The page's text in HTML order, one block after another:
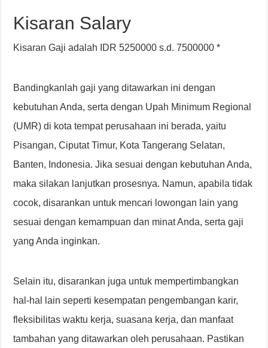
Kisaran Salary
Kisaran Gaji adalah IDR 5250000 s.d. 7500000 *
Bandingkanlah gaji yang ditawarkan ini dengan
kebutuhan Anda, serta dengan Upah Minimum Regional
(UMR) di kota tempat perusahaan ini berada, yaitu
Pisangan, Ciputat Timur, Kota Tangerang Selatan,
Banten, Indonesia. Jika sesuai dengan kebutuhan Anda,
maka silakan lanjutkan prosesnya. Namun, apabila tidak
cocok, disarankan untuk mencari lowongan lain yang
sesuai dengan kemampuan dan minat Anda, serta gaji
yang Anda inginkan.
Selain itu, disarankan juga untuk mempertimbangkan
hal-hal lain seperti kesempatan pengembangan karir,
fleksibilitas waktu kerja, suasana kerja, dan manfaat
tambahan yang ditawarkan oleh perusahaan. Pastikan